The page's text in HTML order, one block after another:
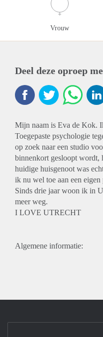
Vrouw
Deel deze oproep
Mijn naam is Eva de Kok.
Toegepaste psychologie
op zoek naar een studio
binnenkort gesloopt wordt,
huidige huisgenoot was
ik nu wel toe aan een eigen
Sinds drie jaar woon ik in
meer weg.
I LOVE UTRECHT
Algemene informatie: